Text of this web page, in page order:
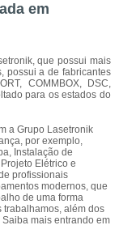
em
que possui mais
possui a de fabricantes
COMMBOX, DSC,
para os estados do
a Grupo Lasetronik
por exemplo,
Instalação de
Elétrico e
profissionais
modernos, que
de uma forma
trabalhamos, além dos
mais entrando em